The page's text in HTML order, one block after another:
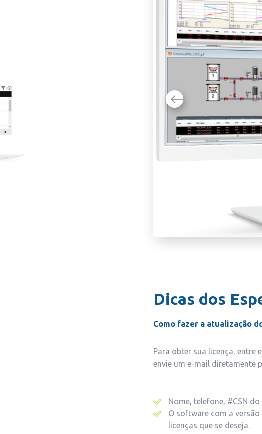
Dicas dos
Como fazer a atualização
Para obter sua licença, entre
envie um e-mail diretamente
Nome, telefone, #CSN
O software com a versão
licenças que se deseja.